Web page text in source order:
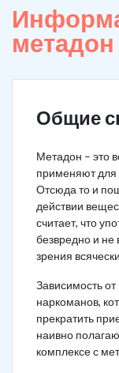
метадон
Общие
Метадон – это
применяют для
Отсюда то и
действии
считает, что
безвредно и не
зрения
Зависимость
наркоманов,
прекратить
наивно
комплексе с